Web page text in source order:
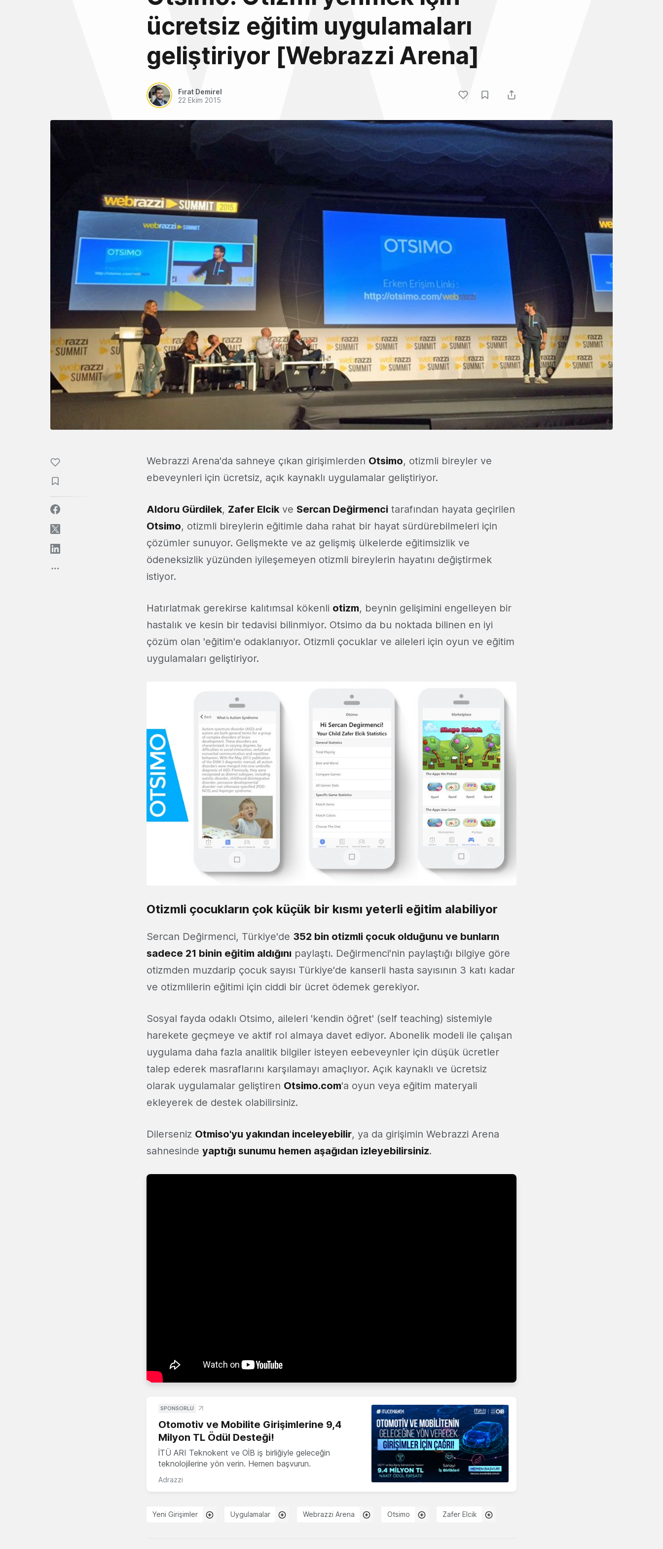
ücretsiz eğitim uygulamaları
geliştiriyor [Webrazzi Arena]
Fırat Demirel
22 Ekim 2015
Webrazzi Arena'da sahneye çıkan girişimlerden Otsimo, otizmli bireyler ve
ebeveynleri için ücretsiz, açık kaynaklı uygulamalar geliştiriyor.
Aldoru Gürdilek, Zafer Elcikve Sercan Değirmenci tarafından hayata geçirilen
Otsimo, otizmli bireylerin eğitimle daha rahat bir hayat sürdürebilmeleri için
çözümler sunuyor. Gelişmekte ve az gelişmiş ülkelerde eğitimsizlik ve
ödeneksizlik yüzünden iyileşemeyen otizmli bireylerin hayatını değiştirmek
istiyor.
Hatırlatmak gerekirse kalıtımsal kökenli otizm, beynin gelişimini engelleyen bir
hastalık ve kesin bir tedavisi bilinmiyor. Otsimo da bu noktada bilinen en iyi
çözüm olan 'eğitim'e odaklanıyor. Otizmli çocuklar ve aileleri için oyun ve eğitim
uygulamaları geliştiriyor.
Otizmli çocukların çok küçük bir kısmı yeterli eğitim alabiliyor
Sercan Değirmenci, Türkiye'de 352 bin otizmli çocuk olduğunu ve bunların
sadece 21 binin eğitim aldığını paylaştı. Değirmenci'nin paylaştığı bilgiye göre
otizmden muzdarip çocuk sayısı Türkiye'de kanserli hasta sayısının 3 katı kadar
ve otizmlilerin eğitimi için ciddi bir ücret ödemek gerekiyor.
Sosyal fayda odaklı Otsimo, aileleri 'kendin öğret' (self teaching) sistemiyle
harekete geçmeye ve aktif rol almaya davet ediyor. Abonelik modeli ile çalışan
uygulama daha fazla analitik bilgiler isteyen eebeveynler için düşük ücretler
talep ederek masraflarını karşılamayı amaçlıyor. Açık kaynaklı ve ücretsiz
olarak uygulamalar geliştiren Otsimo.com'a oyun veya eğitim materyali
ekleyerek de destek olabilirsiniz.
Dilerseniz Otmiso'yu yakından inceleyebilir, ya da girişimin Webrazzi Arena
sahnesinde yaptığı sunumu hemen aşağıdan izleyebilirsiniz.
SPONSORLU
Otomotiv ve Mobilite Girişimlerine 9,4
Milyon TL Ödül Desteği!
İTÜ ARI Teknokent ve OİB iş birliğiyle geleceğin
teknolojilerine yön verin. Hemen başvurun.
Adrazzi
Yeni Girişimler Uygulamalar Webrazzi Arena Otsimo Zafer Elcik